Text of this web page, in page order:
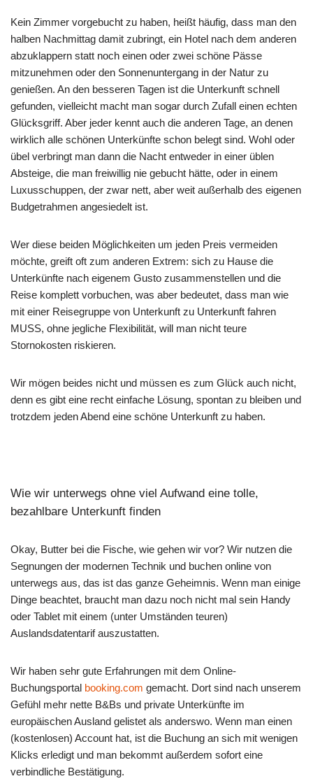
Kein Zimmer vorgebucht zu haben, heißt häufig, dass man den
halben Nachmittag damit zubringt, ein Hotel nach dem anderen
abzuklappern statt noch einen oder zwei schöne Pässe
mitzunehmen oder den Sonnenuntergang in der Natur zu
genießen. An den besseren Tagen ist die Unterkunft schnell
gefunden, vielleicht macht man sogar durch Zufall einen echten
Glücksgriff. Aber jeder kennt auch die anderen Tage, an denen
wirklich alle schönen Unterkünfte schon belegt sind. Wohl oder
übel verbringt man dann die Nacht entweder in einer üblen
Absteige, die man freiwillig nie gebucht hätte, oder in einem
Luxusschuppen, der zwar nett, aber weit außerhalb des eigenen
Budgetrahmen angesiedelt ist.
Wer diese beiden Möglichkeiten um jeden Preis vermeiden
möchte, greift oft zum anderen Extrem: sich zu Hause die
Unterkünfte nach eigenem Gusto zusammenstellen und die
Reise komplett vorbuchen, was aber bedeutet, dass man wie
mit einer Reisegruppe von Unterkunft zu Unterkunft fahren
MUSS, ohne jegliche Flexibilität, will man nicht teure
Stornokosten riskieren.
Wir mögen beides nicht und müssen es zum Glück auch nicht,
denn es gibt eine recht einfache Lösung, spontan zu bleiben und
trotzdem jeden Abend eine schöne Unterkunft zu haben.
Wie wir unterwegs ohne viel Aufwand eine tolle,
bezahlbare Unterkunft finden
Okay, Butter bei die Fische, wie gehen wir vor? Wir nutzen die
Segnungen der modernen Technik und buchen online von
unterwegs aus, das ist das ganze Geheimnis. Wenn man einige
Dinge beachtet, braucht man dazu noch nicht mal sein Handy
oder Tablet mit einem (unter Umständen teuren)
Auslandsdatentarif auszustatten.
Wir haben sehr gute Erfahrungen mit dem Online-
Buchungsportal booking.com gemacht. Dort sind nach unserem
Gefühl mehr nette B&Bs und private Unterkünfte im
europäischen Ausland gelistet als anderswo. Wenn man einen
(kostenlosen) Account hat, ist die Buchung an sich mit wenigen
Klicks erledigt und man bekommt außerdem sofort eine
verbindliche Bestätigung.